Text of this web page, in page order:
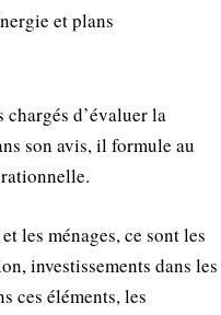
et plans
chargés d’évaluer la
son avis, il formule au
les ménages, ce sont les
investissements dans les
ces éléments, les